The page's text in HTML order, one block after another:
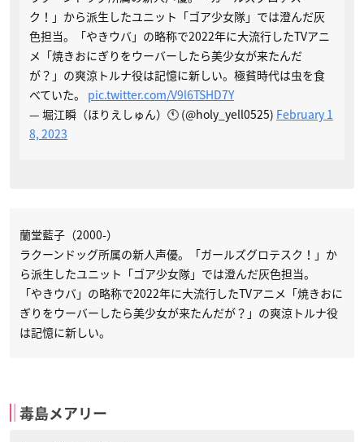
ク！」から派生したユニット「ゴア少女隊」では澄んだ灰
色担当。「やきウバ」の略称で2022年に大流行したTVアニ
メ「焼きおにぎりをウーバーしたら美少女が来たんだ
が？」の爽涼トルナ役は記憶に新しい。極貧時代は虫を食
べていた。 pic.twitter.com/V9l6TSHD7Y
— 堀江瞬（ほりえしゅん）🕚 (@holy_yell0525) February 1
8, 2023
蘭堂藍子（2000-）
ラクーンドッグ所属の新人声優。「ガールズグロテスク！」か
ら派生したユニット「ゴア少女隊」では澄んだ灰色担当。
「やきウバ」の略称で2022年に大流行したTVアニメ「焼きおに
ぎりをウーバーしたら美少女が来たんだが？」の爽涼トルナ役
は記憶に新しい。
毒島メアリー